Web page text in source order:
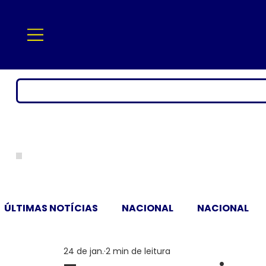
ÚLTIMAS NOTÍCIAS NACIONAL NACIONAL
24 de jan. 2 min de leitura